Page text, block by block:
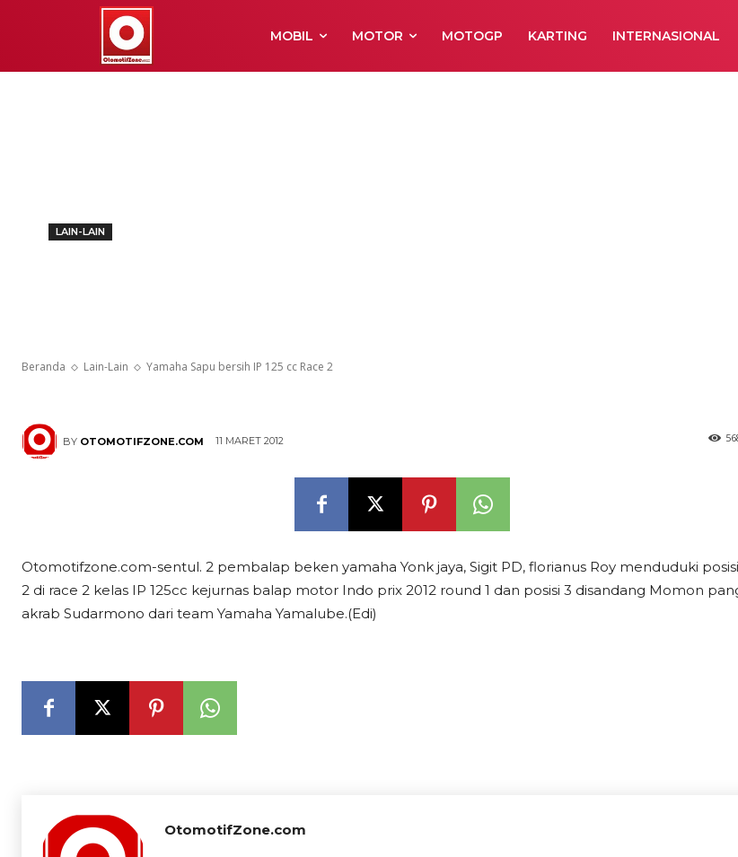
MOBIL MOTOR MOTOGP KARTING INTERNASIONAL
Beranda Lain-Lain Yamaha Sapu bersih IP 125 cc Race 2
LAIN-LAIN
BY OTOMOTIFZONE.COM 11 MARET 2012
Otomotifzone.com-sentul. 2 pembalap beken yamaha Yonk jaya, Sigit PD, florianus Roy menduduki
2 di race 2 kelas IP 125cc kejurnas balap motor Indo prix 2012 round 1 dan posisi 3 disandang Momon
akrab Sudarmono dari team Yamaha Yamalube.(Edi)
OtomotifZone.com